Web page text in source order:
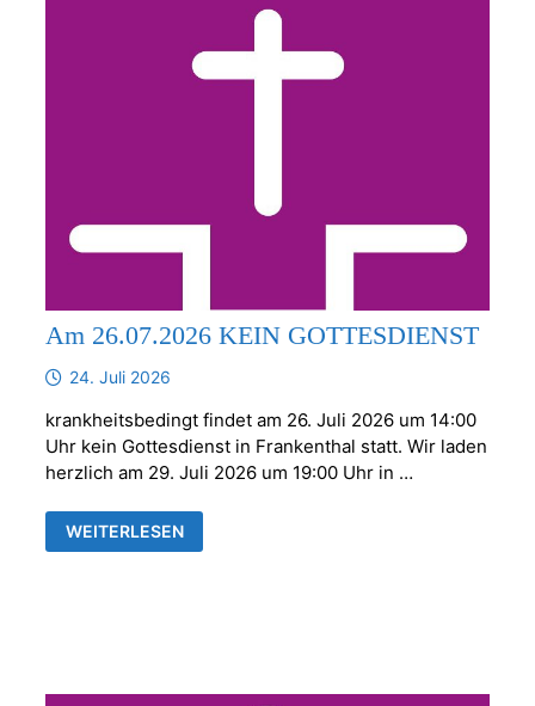
Am 26.07.2026 KEIN GOTTESDIENST
24. Juli 2026
krankheitsbedingt findet am 26. Juli 2026 um 14:00
Uhr kein Gottesdienst in Frankenthal statt. Wir laden
herzlich am 29. Juli 2026 um 19:00 Uhr in …
AM
26.07.2026
KEIN
WEITERLESEN